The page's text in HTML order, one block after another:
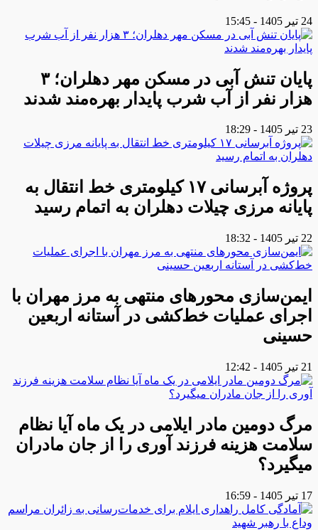
24 تیر 1405 - 15:45
پایان تنش آبی در مسکن مهر دهلران؛ ۳
هزار نفر از آب شرب پایدار بهره‌مند شدند
23 تیر 1405 - 18:29
پروژه آبرسانی ۱۷ کیلومتری خط انتقال به
پایانه مرزی چیلات دهلران به اتمام رسید
22 تیر 1405 - 18:32
ایمن‌سازی محورهای منتهی به مرز مهران با
اجرای عملیات خط‌کشی در آستانه اربعین
حسینی
21 تیر 1405 - 12:42
مرگ دومین مادر ایلامی در یک ماه آیا نظام
سلامت هزینه فرزند آوری را از جان مادران
میگیرد؟
17 تیر 1405 - 16:59